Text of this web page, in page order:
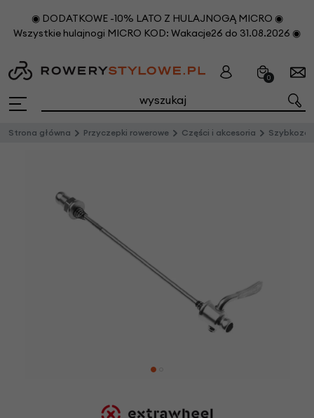
◉ DODATKOWE -10% LATO Z HULAJNOGĄ MICRO ◉
Wszystkie hulajnogi MICRO KOD: Wakacje26 do 31.08.2026 ◉
0
Strona główna Przyczepki rowerowe Części i akcesoria Szybkozamykacz